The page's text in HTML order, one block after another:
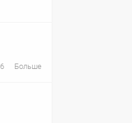
6 Больше